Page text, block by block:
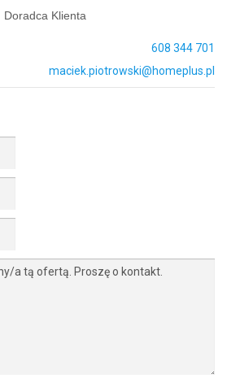
Doradca Klienta
608 344 701
maciek.piotrowski@homeplus.pl